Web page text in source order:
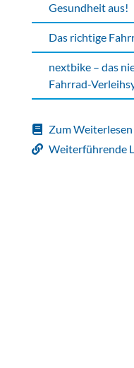
Gesundheit aus!
Das richtige
nextbike – das
Fahrrad-
Zum Weiterlesen
Weiterführende